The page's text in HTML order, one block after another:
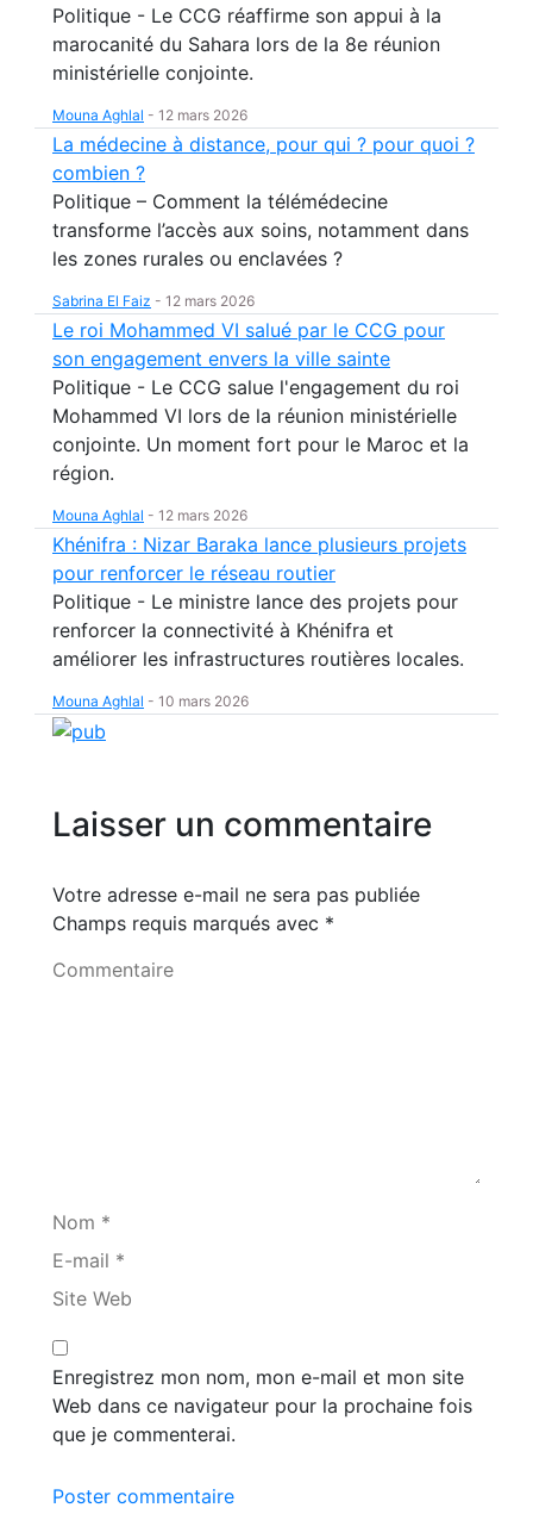
Politique - Le CCG réaffirme son appui à la
marocanité du Sahara lors de la 8e réunion
ministérielle conjointe.
Mouna Aghlal - 12 mars 2026
La médecine à distance, pour qui ? pour quoi ?
combien ?
Politique – Comment la télémédecine
transforme l’accès aux soins, notamment dans
les zones rurales ou enclavées ?
Sabrina El Faiz - 12 mars 2026
Le roi Mohammed VI salué par le CCG pour
son engagement envers la ville sainte
Politique - Le CCG salue l'engagement du roi
Mohammed VI lors de la réunion ministérielle
conjointe. Un moment fort pour le Maroc et la
région.
Mouna Aghlal - 12 mars 2026
Khénifra : Nizar Baraka lance plusieurs projets
pour renforcer le réseau routier
Politique - Le ministre lance des projets pour
renforcer la connectivité à Khénifra et
améliorer les infrastructures routières locales.
Mouna Aghlal - 10 mars 2026
Laisser un commentaire
Votre adresse e-mail ne sera pas publiée
Champs requis marqués avec *
Commentaire
Nom *
E-mail *
Site Web
Enregistrez mon nom, mon e-mail et mon site
Web dans ce navigateur pour la prochaine fois
que je commenterai.
Poster commentaire